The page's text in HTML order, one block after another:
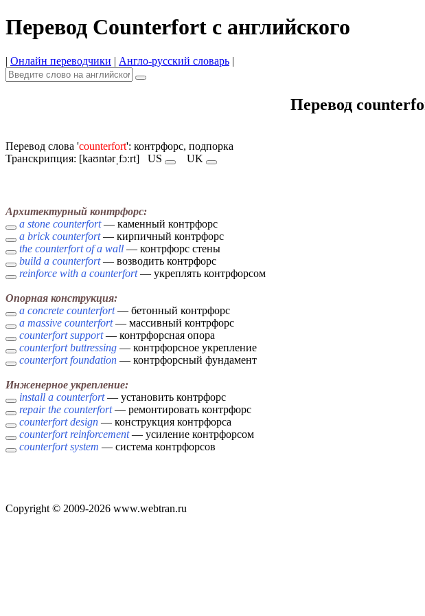
Перевод Counterfort с английского
| Онлайн переводчики | Англо-русский словарь |
Перевод
Перевод слова 'counterfort': контрфорс, подпорка
Транскрипция: [kaʊntərˌfɔːrt] US UK
Архитектурный контрфорс:
a stone counterfort— каменный контрфорс
a brick counterfort— кирпичный контрфорс
the counterfort of a wall — контрфорс стены
build a counterfort— возводить контрфорс
reinforce with a counterfort— укреплять контрфорсом
Опорная конструкция:
a concrete counterfort— бетонный контрфорс
a massive counterfort— массивный контрфорс
counterfort support— контрфорсная опора
counterfort buttressing — контрфорсное укрепление
counterfort foundation — контрфорсный фундамент
Инженерное укрепление:
install a counterfort— установить контрфорс
repair the counterfort— ремонтировать контрфорс
counterfort design — конструкция контрфорса
counterfort reinforcement— усиление контрфорсом
counterfort system — система контрфорсов
Copyright © 2009-2026 www.webtran.ru